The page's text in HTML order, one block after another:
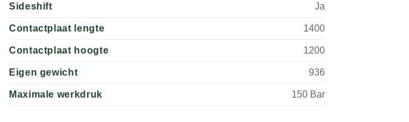
Sideshift Ja
Contactplaat lengte 1400
Contactplaat hoogte 1200
Eigen gewicht 936
Maximale werkdruk 150 Bar